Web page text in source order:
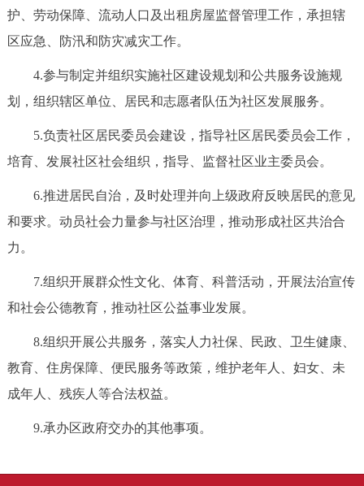
护、劳动保障、流动人口及出租房屋监督管理工作，承担辖
区应急、防汛和防灾减灾工作。
4.参与制定并组织实施社区建设规划和公共服务设施规
划，组织辖区单位、居民和志愿者队伍为社区发展服务。
5.负责社区居民委员会建设，指导社区居民委员会工作，
培育、发展社区社会组织，指导、监督社区业主委员会。
6.推进居民自治，及时处理并向上级政府反映居民的意见
和要求。动员社会力量参与社区治理，推动形成社区共治合
力。
7.组织开展群众性文化、体育、科普活动，开展法治宣传
和社会公德教育，推动社区公益事业发展。
8.组织开展公共服务，落实人力社保、民政、卫生健康、
教育、住房保障、便民服务等政策，维护老年人、妇女、未
成年人、残疾人等合法权益。
9.承办区政府交办的其他事项。